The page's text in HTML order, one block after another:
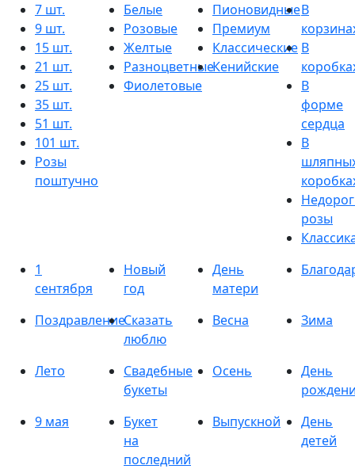
7 шт.
9 шт.
15 шт.
21 шт.
25 шт.
35 шт.
51 шт.
101 шт.
Розы
поштучно
Белые
Розовые
Желтые
Разноцветные
Фиолетовые
Пионовидные
Премиум
Классические
Кенийские
В
В
В
форме
сердца
В
розы
1
сентября
Новый
год
День
матери
ПоздравлениеСказать
люблю
Весна Зима
Лето
Свадебные
букеты
Осень
День
9 мая
Букет
на
последний
Выпускной
День
детей